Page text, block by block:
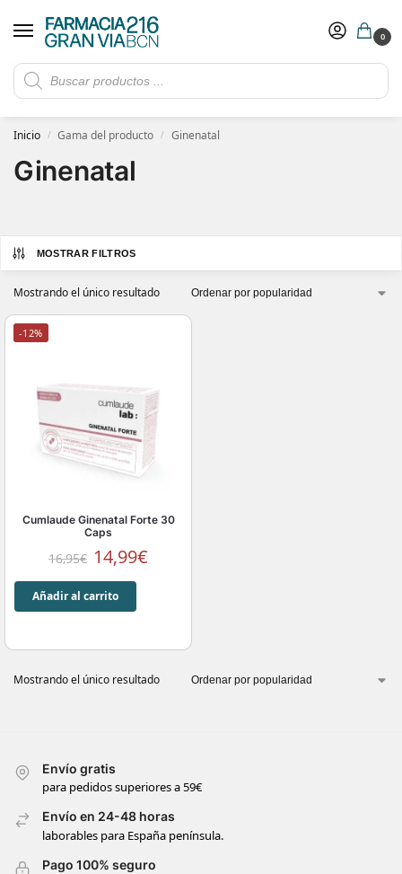
0
Rebajas de verano hasta -30%
​ 5€ de descuento con el cupón 5GRANVIA (compras superiores a 150€)
Inicio / Gama del producto / Ginenatal
Ginenatal
MOSTRAR FILTROS
Mostrando el único resultado
-12%
Cumlaude Ginenatal Forte 30
Caps
16,95€ 14,99€
Añadir al carrito
Mostrando el único resultado
Envío gratis
para pedidos superiores a 59€
Envío en 24-48 horas
laborables para España península.
Pago 100% seguro